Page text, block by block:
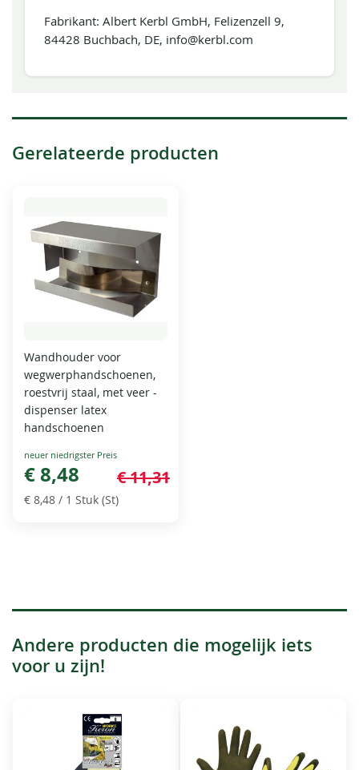
Fabrikant: Albert Kerbl GmbH, Felizenzell 9,
84428 Buchbach, DE, info@kerbl.com
Gerelateerde producten
Wandhouder voor
wegwerphandschoenen,
roestvrij staal, met veer -
dispenser latex
handschoenen
Special
Price
€ 8,48 € 11,31
€ 8,48 / 1 Stuk (St)
Andere producten die mogelijk iets
voor u zijn!